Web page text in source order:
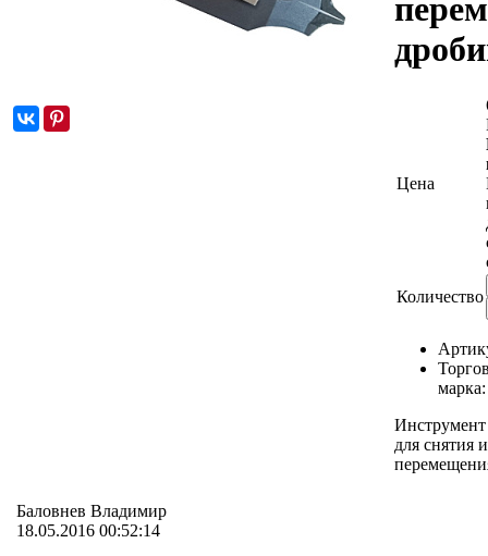
Цена
Количество
для снятия
Баловнев Владимир
18.05.2016 00:52:14